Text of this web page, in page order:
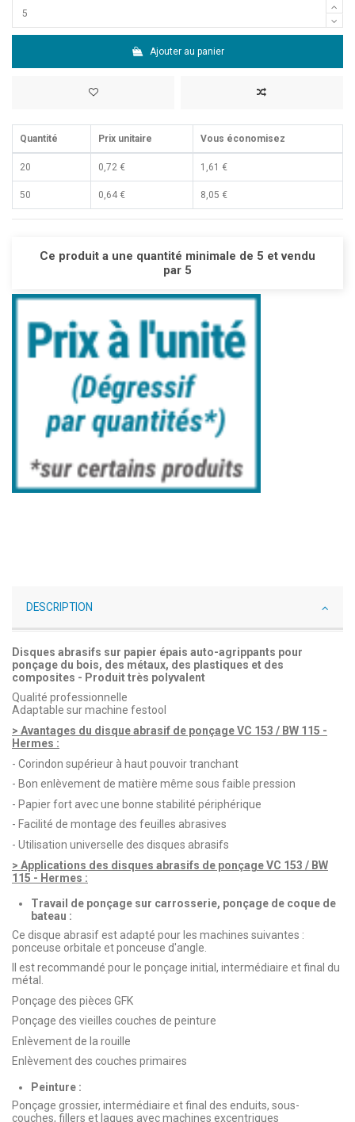
Ajouter au panier
Quantité Prix unitaire Vous économisez
20 0,72 € 1,61 €
50 0,64 € 8,05 €
Ce produit a une quantité minimale de 5 et vendu
par 5
DESCRIPTION
Disques abrasifs sur papier épais auto-agrippants pour
ponçage du bois, des métaux, des plastiques et des
composites - Produit très polyvalent
Qualité professionnelle
Adaptable sur machine festool
> Avantages du disque abrasif de ponçage VC 153 / BW 115 -
Hermes :
- Corindon supérieur à haut pouvoir tranchant
- Bon enlèvement de matière même sous faible pression
- Papier fort avec une bonne stabilité périphérique
- Facilité de montage des feuilles abrasives
- Utilisation universelle des disques abrasifs
> Applications des disques abrasifs de ponçage VC 153 / BW
115 - Hermes :
Travail de ponçage sur carrosserie, ponçage de coque de
bateau :
Ce disque abrasif est adapté pour les machines suivantes :
ponceuse orbitale et ponceuse d'angle.
Il est recommandé pour le ponçage initial, intermédiaire et final du
métal.
Ponçage des pièces GFK
Ponçage des vieilles couches de peinture
Enlèvement de la rouille
Enlèvement des couches primaires
Peinture :
Ponçage grossier, intermédiaire et final des enduits, sous-
couches, fillers et laques avec machines excentriques